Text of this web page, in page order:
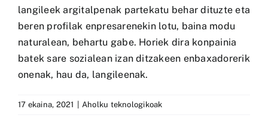
langileek argitalpenak partekatu behar dituzte eta
beren profilak enpresarenekin lotu, baina modu
naturalean, behartu gabe. Horiek dira konpainia
batek sare sozialean izan ditzakeen enbaxadorerik
onenak, hau da, langileenak.
17 ekaina, 2021 Aholku teknologikoak